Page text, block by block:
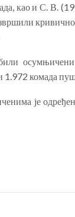
као и С. В.
1.972 комада
је